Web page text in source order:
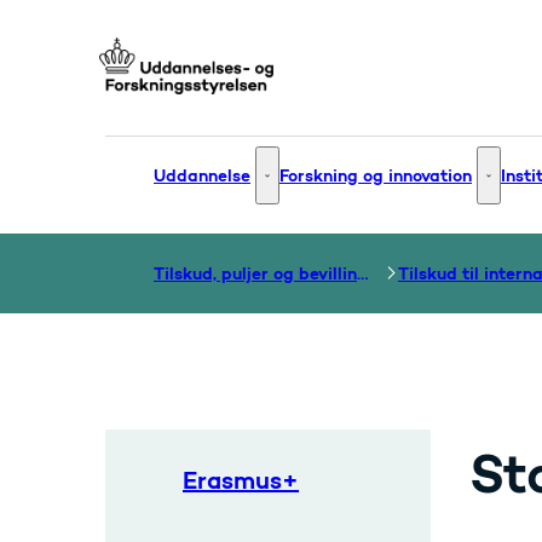
Uddannelse Uddannelse - Flere links
Forskning og innovation
Tilskud, puljer og bevillinger
Erasmus+